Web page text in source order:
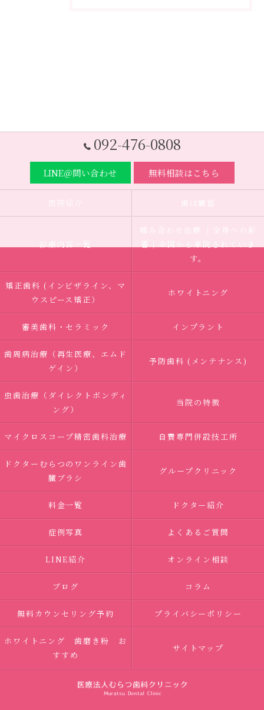
092-476-0808
LINE＠問い合わせ 無料相談はこちら
医院紹介 歯は臓器
診療内容一覧
噛み合わせ治療 ｜全身への影
響｜全国から来院されていま
す。
矯正歯科 (インビザライン、マ
ウスピース矯正）
ホワイトニング
審美歯科・セラミック インプラント
歯周病治療（再生医療、エムド
ゲイン）
予防歯科 (メンテナンス)
虫歯治療（ダイレクトボンディ
ング）
当院の特徴
マイクロスコープ精密歯科治療 自費専門併設技工所
ドクターむらつのワンライン歯
臓ブラシ
グループクリニック
料金一覧 ドクター紹介
症例写真 よくあるご質問
LINE紹介 オンライン相談
ブログ コラム
無料カウンセリング予約 プライバシーポリシー
ホワイトニング 歯磨き粉 お
すすめ
サイトマップ